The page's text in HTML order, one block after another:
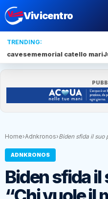
Vivicentro
TRENDING:
cavesememorial catello mari
Home›Adnkronos›Biden sfida il suo
ADNKRONOS
Biden sfida